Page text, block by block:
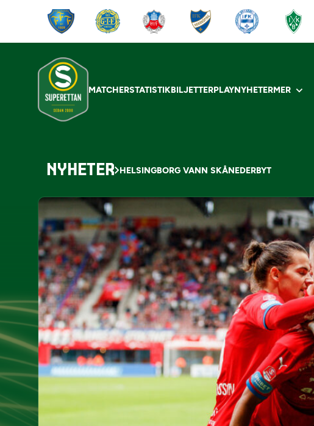
MATCHERSTATISTIKBILJETTERPLAYNYHETERMER
NYHETER HELSINGBORG VANN SKÅNEDERBYT